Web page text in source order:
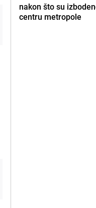
nakon što su
centru metropole